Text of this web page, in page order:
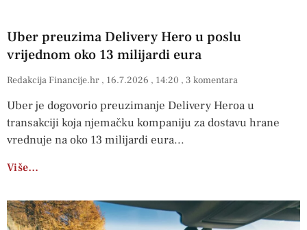
Uber preuzima Delivery Hero u poslu
vrijednom oko 13 milijardi eura
Redakcija Financije.hr 16.7.2026 14:20 3 komentara
Uber je dogovorio preuzimanje Delivery Heroa u
transakciji koja njemačku kompaniju za dostavu hrane
vrednuje na oko 13 milijardi eura
Više…